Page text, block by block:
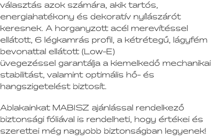
választás azok számára, akik tartós,
energiahatékony és dekoratív nyílászárót
keresnek. A horganyzott acél merevítéssel
ellátott, 6 légkamrás profil, a kétrétegű, lágyfém
bevonattal ellátott (Low-E)
üvegezéssel garantálja a kiemelkedő mechanikai
stabilitást, valamint optimális hő- és
hangszigetelést biztosít.
Ablakainkat MABISZ ajánlással rendelkező
biztonsági fóliával is rendelheti, hogy értékei és
szerettei még nagyobb biztonságban legyenek!